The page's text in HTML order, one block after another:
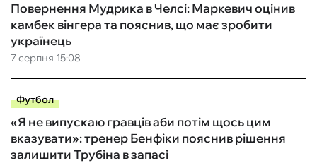
7 серпня 15:08
Повернення Мудрика в Челсі: Маркевич оцінив
камбек вінгера та пояснив, що має зробити
українець
Футбол
«Я не випускаю гравців аби потім щось цим
вказувати»: тренер Бенфіки пояснив рішення
залишити Трубіна в запасі